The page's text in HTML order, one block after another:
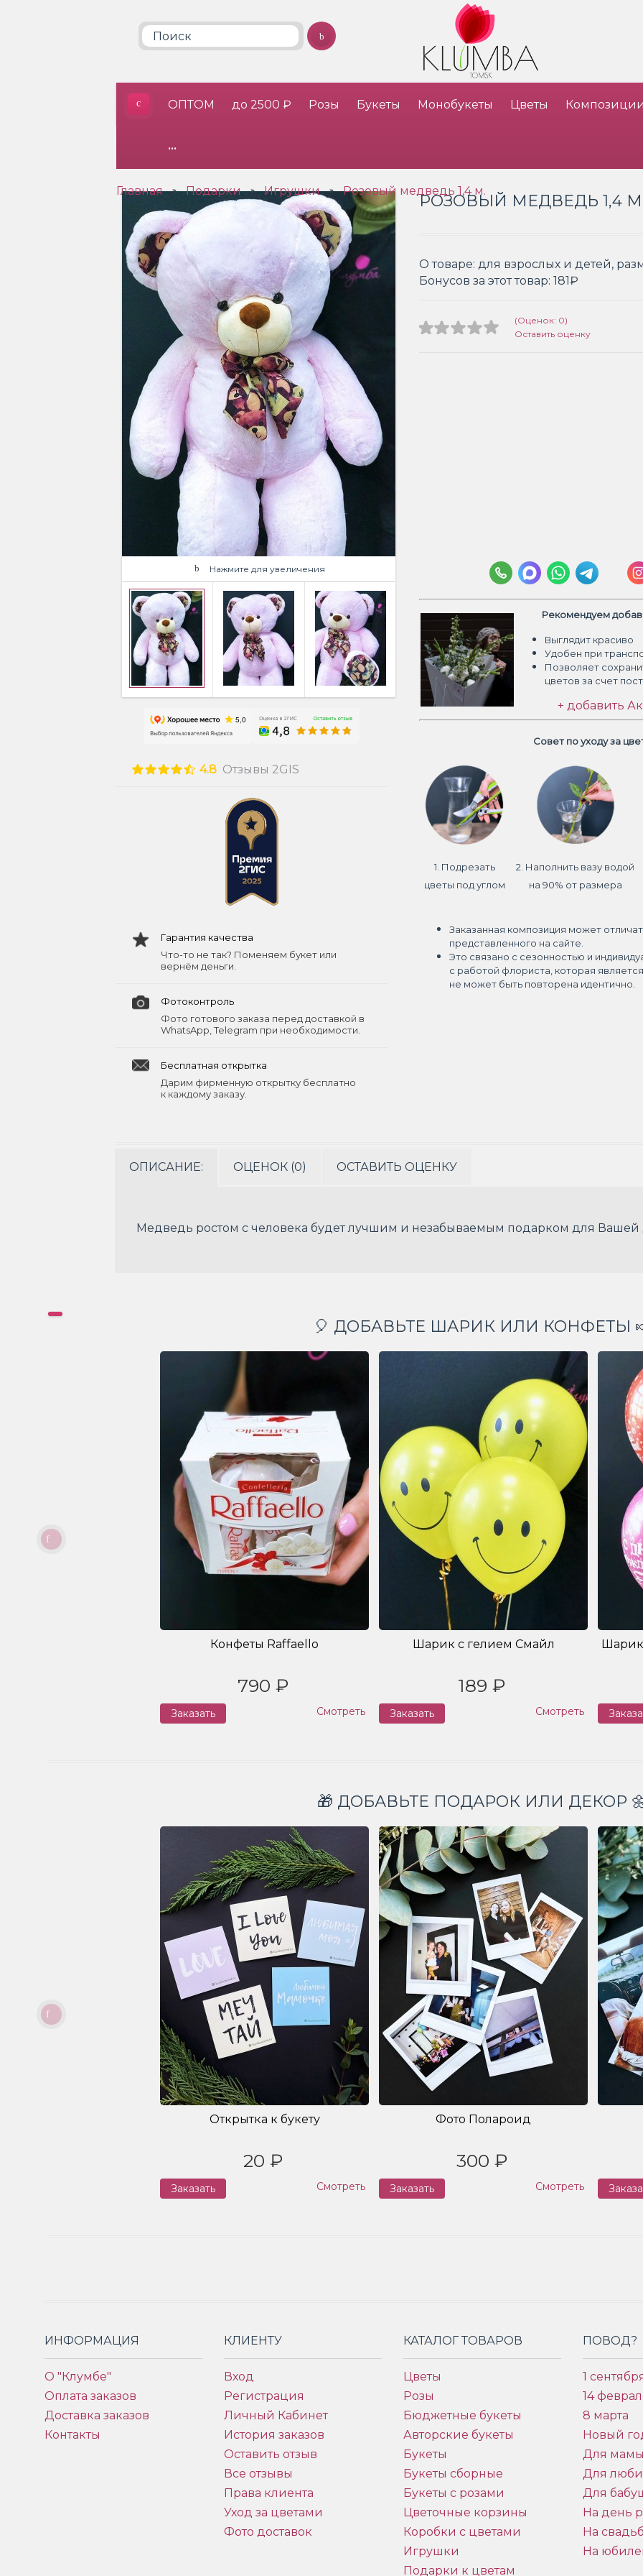
ОПТОМ до 2500 ₽ Розы Букеты Монобукеты Цветы
•••
Главная » Подарки » Игрушки » Розовый медведь 1,4 м.
Нажмите для увеличения
4.8 Отзывы 2GIS
Гарантия качества
Что-то не так? Поменяем букет или
вернём деньги.
Фотоконтроль
Фото готового заказа перед доставкой в
WhatsApp, Telegram при необходимости.
Бесплатная открытка
Дарим фирменную открытку бесплатно
к каждому заказу.
РОЗОВЫЙ МЕДВЕДЬ 1,4
О товаре: для взрослых и детей,
Бонусов за этот товар: 181₽
(Оценок: 0)
Оставить оценку
Рекомендуем
Выглядит красиво
Удобен при
Позволяет
цветов за счет
+ добавить
Совет по уходу за
1. Подрезать
цветы под углом
2. Наполнить вазу водой
на 90% от размера
Заказанная композиция может
представленного на сайте.
Это связано с сезонностью и
с работой флориста, которая
не может быть повторена идентично.
ОПИСАНИЕ: ОЦЕНОК (0) ОСТАВИТЬ ОЦЕНКУ
Медведь ростом с человека будет лучшим и незабываемым подарком для
🎈 ДОБАВЬТЕ ШАРИК ИЛИ КОНФЕТЫ
Конфеты Raffaello
790 ₽
Заказать Смотреть
Шарик с гелием Смайл
189 ₽
Заказать Смотреть
🎁 ДОБАВЬТЕ ПОДАРОК ИЛИ ДЕКОР
Открытка к букету
20 ₽
Заказать Смотреть
Фото Полароид
300 ₽
Заказать Смотреть
ИНФОРМАЦИЯ
О "Клумбе"
Оплата заказов
Доставка заказов
Контакты
КЛИЕНТУ
Вход
Регистрация
Личный Кабинет
История заказов
Оставить отзыв
Все отзывы
Права клиента
Уход за цветами
Фото доставок
КАТАЛОГ ТОВАРОВ
Цветы
Розы
Бюджетные букеты
Авторские букеты
Букеты
Букеты сборные
Букеты с розами
Цветочные корзины
Коробки с цветами
Игрушки
Подарки к цветам
ПОВОД?
1
14
8 марта
Новый
Для
Для
Для
На день
На
На